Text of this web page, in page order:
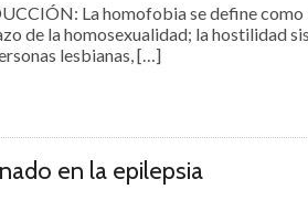
La homofobia se define como
de la homosexualidad; la hostilidad
lesbianas, […]
en la epilepsia